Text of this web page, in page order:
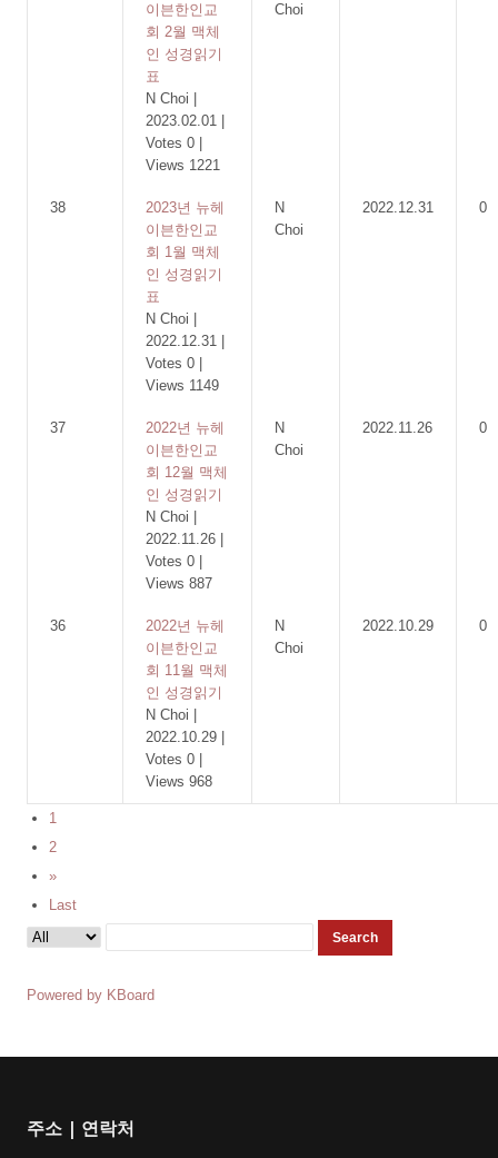
이븐한인교
회 2월 맥체
인 성경읽기
표
N Choi
2023.02.01
Votes 0
Views 1221
Choi
38
2023년 뉴헤
이븐한인교
회 1월 맥체
인 성경읽기
표
N Choi
2022.12.31
Votes 0
Views 1149
N
Choi
2022.12.31 0
37
2022년 뉴헤
이븐한인교
회 12월 맥체
인 성경읽기
N Choi
2022.11.26
Votes 0
Views 887
N
Choi
2022.11.26 0
36
2022년 뉴헤
이븐한인교
회 11월 맥체
인 성경읽기
N Choi
2022.10.29
Votes 0
Views 968
N
Choi
2022.10.29 0
1
2
»
Last
Search
Powered by KBoard
주소 | 연락처